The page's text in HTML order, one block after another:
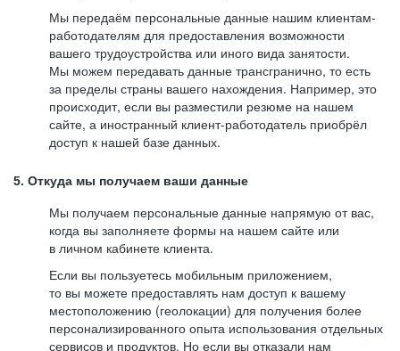
Мы передаём персональные данные нашим клиентам-
работодателям для предоставления возможности
вашего трудоустройства или иного вида занятости.
Мы можем передавать данные трансгранично, то есть
за пределы страны вашего нахождения. Например, это
происходит, если вы разместили резюме на нашем
сайте, а иностранный клиент-работодатель приобрёл
доступ к нашей базе данных.
5. Откуда мы получаем ваши данные
Мы получаем персональные данные напрямую от вас,
когда вы заполняете формы на нашем сайте или
в личном кабинете клиента.
Если вы пользуетесь мобильным приложением,
то вы можете предоставлять нам доступ к вашему
местоположению (геолокации) для получения более
персонализированного опыта использования отдельных
сервисов и продуктов. Но если вы отказали нам